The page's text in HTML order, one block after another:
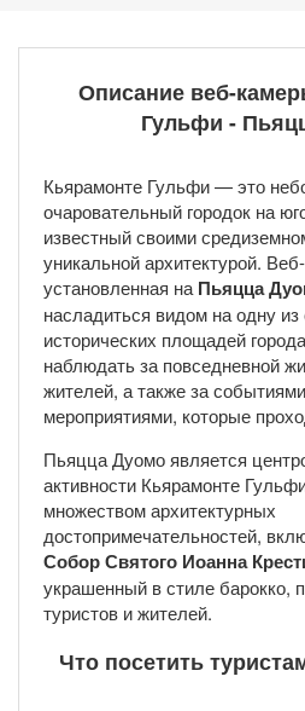
Описание веб-
Гульфи -
Кьярамонте Гульфи — это
очаровательный городок на
известный своими
уникальной архитектурой.
установленная на Пьяцца
насладиться видом на одну
исторических площадей
наблюдать за повседневной
жителей, а также за
мероприятиями, которые
Пьяцца Дуомо является
активности Кьярамонте
множеством архитектурных
достопримечательностей,
Собор Святого Иоанна
украшенный в стиле барокко,
туристов и жителей.
Что посетить